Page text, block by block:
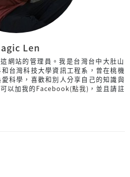
Len
網站的管理員。我是台灣台中大肚山
台灣科技大學資訊工程系，曾在桃機
科學，喜歡和別人分享自己的知識與
以加我的Facebook(點我) ，並且請註